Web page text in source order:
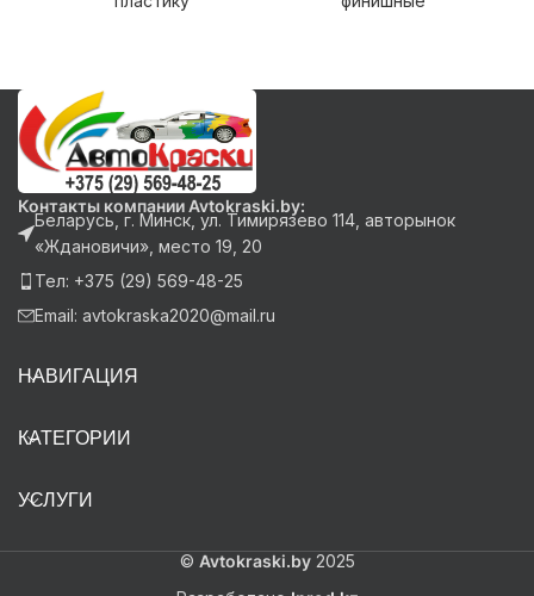
Контакты компании Avtokraski.by:
Беларусь, г. Минск, ул. Тимирязево 114, авторынок
«Ждановичи», место 19, 20
Тел: +375 (29) 569-48-25
Email: avtokraska2020@mail.ru
НАВИГАЦИЯ
КАТЕГОРИИ
УСЛУГИ
© Avtokraski.by2025